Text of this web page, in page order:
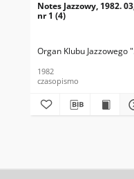
Notes Jazzowy, 1982.
nr 1 (4)
Organ Klubu Jazzowego
1982
czasopismo